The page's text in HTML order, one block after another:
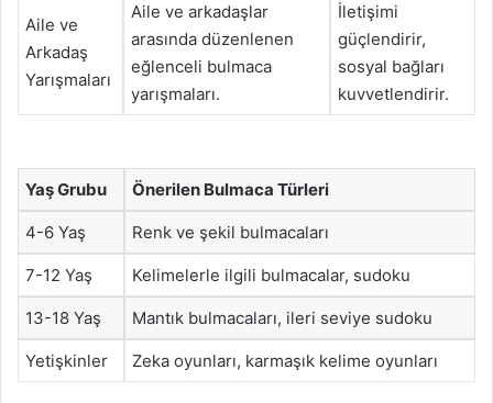
Aile ve
Arkadaş
Yarışmaları
Aile ve arkadaşlar
arasında düzenlenen
eğlenceli bulmaca
yarışmaları.
İletişimi
güçlendirir,
sosyal bağları
kuvvetlendirir.
Yaş Grubu Önerilen Bulmaca Türleri
4-6 Yaş Renk ve şekil bulmacaları
7-12 Yaş Kelimelerle ilgili bulmacalar, sudoku
13-18 Yaş Mantık bulmacaları, ileri seviye sudoku
Yetişkinler Zeka oyunları, karmaşık kelime oyunları